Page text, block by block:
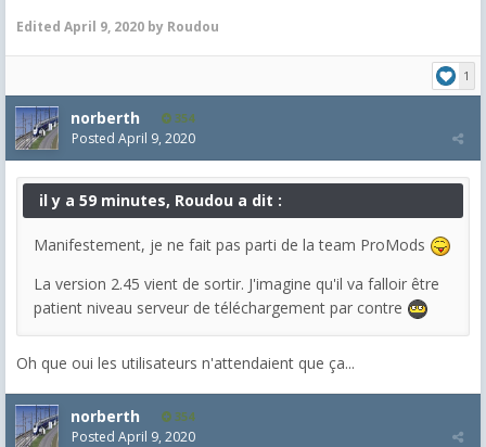
Edited April 9, 2020 by Roudou
1
norberth 354
Posted April 9, 2020
il y a 59 minutes, Roudou a dit :
Manifestement, je ne fait pas parti de la team ProMods
La version 2.45 vient de sortir. J'imagine qu'il va falloir être
patient niveau serveur de téléchargement par contre
Oh que oui les utilisateurs n'attendaient que ça...
norberth 354
Posted April 9, 2020